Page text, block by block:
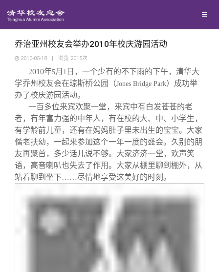
地区联络
年级联络
院系校友工作
专业委员会
兴趣群体
回馈母校
捐赠项目
捐赠新闻
捐赠纪事
捐赠方法
媒体平台
《清华校友通讯》
《水木清华》
我要订阅
百年清华
清华人物
清华故事
校友文苑
校友服务
终身学习
三创大赛
校友总会
会长致辞
乔治亚州校友会举办2010年校庆游园活动
2010-05-18 | 浏览 2015次
2010年5月 1 日，一个少有的不下雨的下午，清华大
学乔州校友会在琼斯桥公园（Jones Bridge Park）成功举
办了校庆游园活动。
一百多位来宾欢聚一堂，来宾中有白发苍苍的老
者，有年富力强的中年人，有在校的大、中、小学生，
有学龄前儿童，还有在妈妈肚子里未出生的宝宝。大家
偕老扶幼，一起来参加这个一年一度的盛会。久别的朋
友再聚首，多少话儿说不够。大家济济一堂，欢声笑
语，高音喇叭也失去了作用。大家从棚里聊到棚外，从
站着聊到坐下……尽情地享受这美好的时刻。